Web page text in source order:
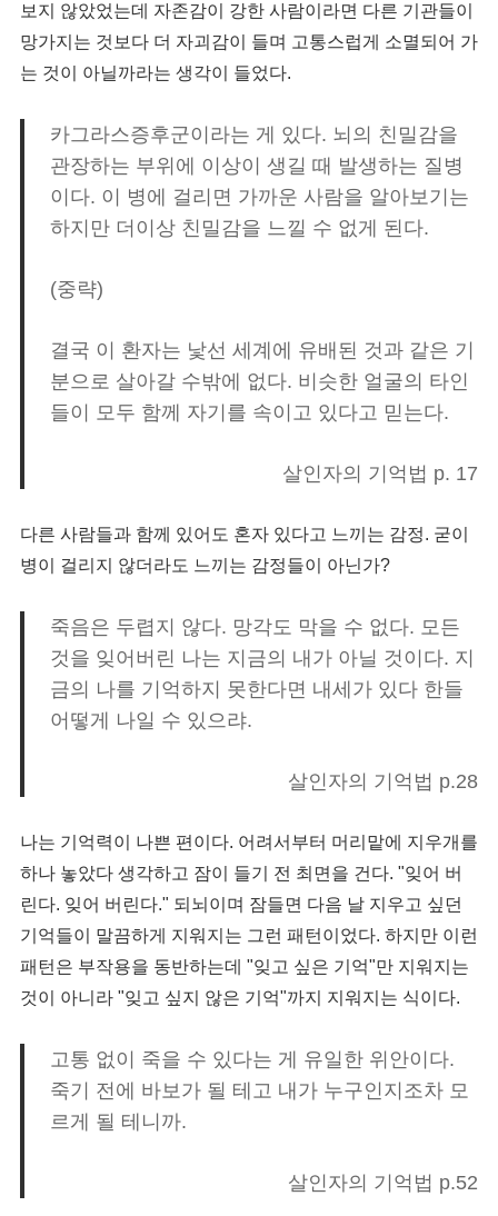
보지 않았었는데 자존감이 강한 사람이라면 다른 기관들이
망가지는 것보다 더 자괴감이 들며 고통스럽게 소멸되어 가
는 것이 아닐까라는 생각이 들었다.
카그라스증후군이라는 게 있다. 뇌의 친밀감을
관장하는 부위에 이상이 생길 때 발생하는 질병
이다. 이 병에 걸리면 가까운 사람을 알아보기는
하지만 더이상 친밀감을 느낄 수 없게 된다.
(중략)
결국 이 환자는 낯선 세계에 유배된 것과 같은 기
분으로 살아갈 수밖에 없다. 비슷한 얼굴의 타인
들이 모두 함께 자기를 속이고 있다고 믿는다.
살인자의 기억법 p. 17
다른 사람들과 함께 있어도 혼자 있다고 느끼는 감정. 굳이
병이 걸리지 않더라도 느끼는 감정들이 아닌가?
죽음은 두렵지 않다. 망각도 막을 수 없다. 모든
것을 잊어버린 나는 지금의 내가 아닐 것이다. 지
금의 나를 기억하지 못한다면 내세가 있다 한들
어떻게 나일 수 있으랴.
살인자의 기억법 p.28
나는 기억력이 나쁜 편이다. 어려서부터 머리맡에 지우개를
하나 놓았다 생각하고 잠이 들기 전 최면을 건다. "잊어 버
린다. 잊어 버린다." 되뇌이며 잠들면 다음 날 지우고 싶던
기억들이 말끔하게 지워지는 그런 패턴이었다. 하지만 이런
패턴은 부작용을 동반하는데 "잊고 싶은 기억"만 지워지는
것이 아니라 "잊고 싶지 않은 기억"까지 지워지는 식이다.
고통 없이 죽을 수 있다는 게 유일한 위안이다.
죽기 전에 바보가 될 테고 내가 누구인지조차 모
르게 될 테니까.
살인자의 기억법 p.52